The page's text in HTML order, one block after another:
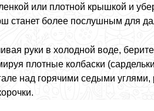
или плотной крышкой и
станет более послушным для
руки в холодной воде,
плотные колбаски
над горячими седыми